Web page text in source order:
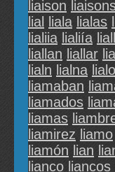
liaison
lial
liala lialas
lialiia lialiía liall
liallan liallar
lialn lialna lialo
liamaban
liamados
liamas
liamirez liamo
liamón lian
lianco liancos